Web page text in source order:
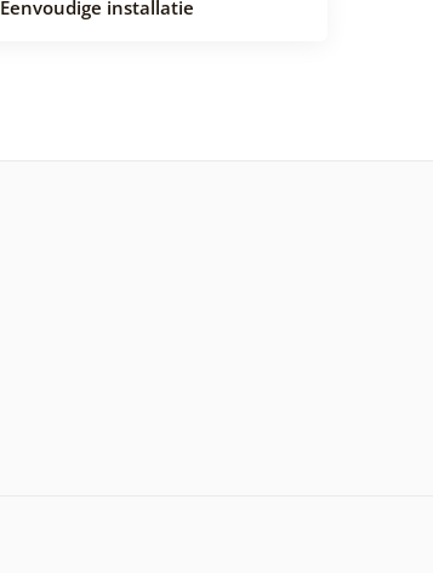
Eenvoudige installatie